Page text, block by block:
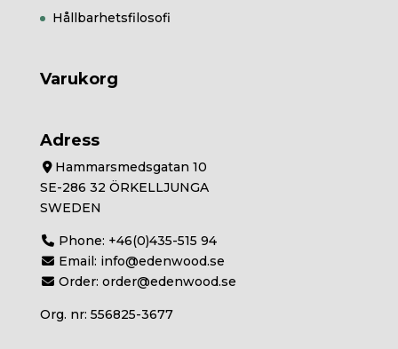
Hållbarhetsfilosofi
Varukorg
Adress
Hammarsmedsgatan 10
SE-286 32 ÖRKELLJUNGA
SWEDEN
Phone: +46(0)435-515 94
Email: info@edenwood.se
Order:order@edenwood.se
Org. nr: 556825-3677